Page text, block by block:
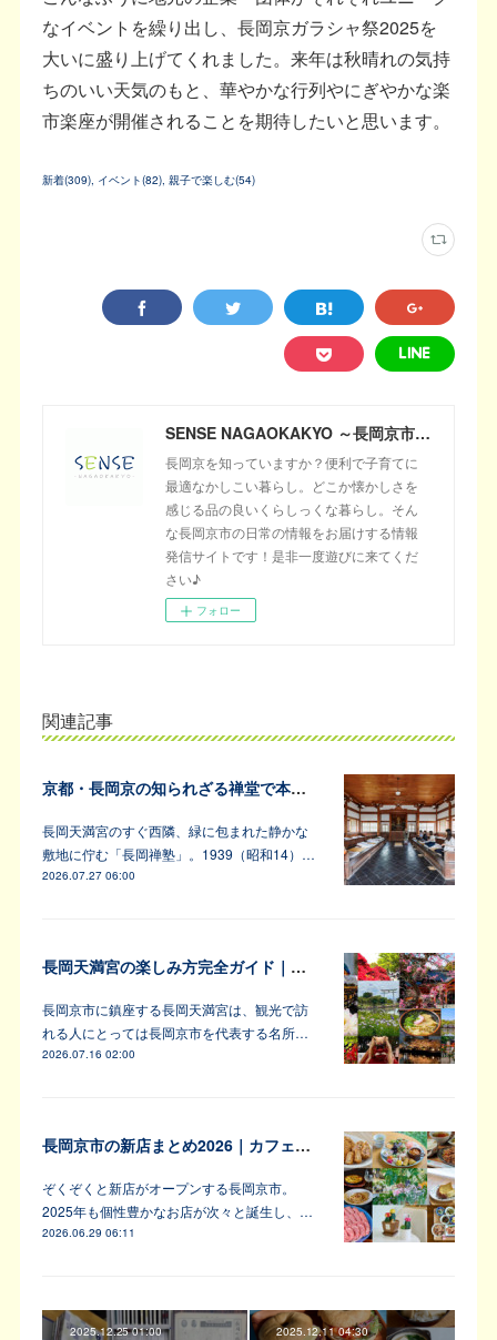
なイベントを繰り出し、長岡京ガラシャ祭2025を
大いに盛り上げてくれました。来年は秋晴れの気持
ちのいい天気のもと、華やかな行列やにぎやかな楽
市楽座が開催されることを期待したいと思います。
新着(309) イベント(82) 親子で楽しむ(54)
SENSE NAGAOKAKYO ～長岡京市のサブサイト～
長岡京を知っていますか？便利で子育てに
最適なかしこい暮らし。どこか懐かしさを
感じる品の良いくらしっくな暮らし。そん
な長岡京市の日常の情報をお届けする情報
発信サイトです！是非一度遊びに来てくだ
さい♪
フォロー
関連記事
京都・長岡京の知られざる禅堂で本格的な坐禅体験
長岡天満宮のすぐ西隣、緑に包まれた静かな
敷地に佇む「長岡禅塾」。1939（昭和14）…
2026.07.27 06:00
長岡天満宮の楽しみ方完全ガイド｜アンバサダーが教えます！
長岡京市に鎮座する長岡天満宮は、観光で訪
れる人にとっては長岡京市を代表する名所…
2026.07.16 02:00
長岡京市の新店まとめ2026｜カフェ・居酒屋・韓国料理など注目6軒
ぞくぞくと新店がオープンする長岡京市。
2025年も個性豊かなお店が次々と誕生し、…
2026.06.29 06:11
2025.12.25 01:00 2025.12.11 04:30